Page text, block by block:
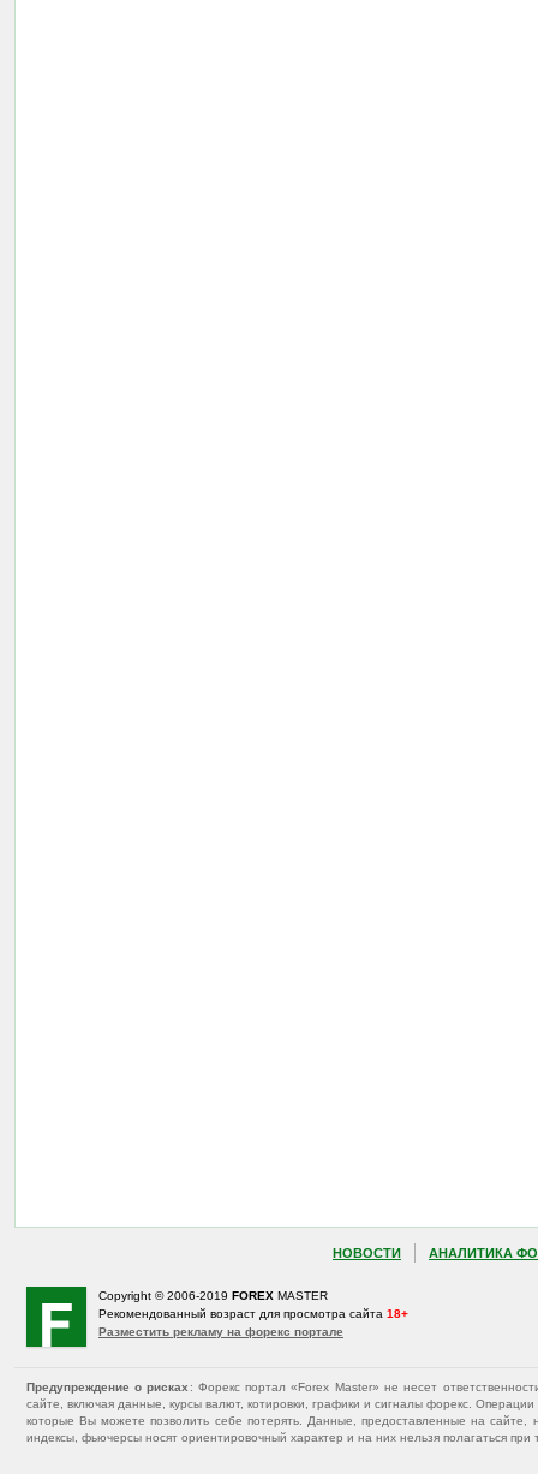
НОВОСТИ АНАЛИТИКА
Copyright © 2006-2019 FOREX MASTER
Рекомендованный возраст для просмотра сайта 18+
Разместить рекламу на форекс портале
Предупреждение о рисках : Форекс портал «Forex Master» не несет
сайте, включая данные, курсы валют, котировки, графики и сигналы форекс.
которые Вы можете позволить себе потерять. Данные, предоставленные на
индексы, фьючерсы носят ориентировочный характер и на них нельзя полагаться при